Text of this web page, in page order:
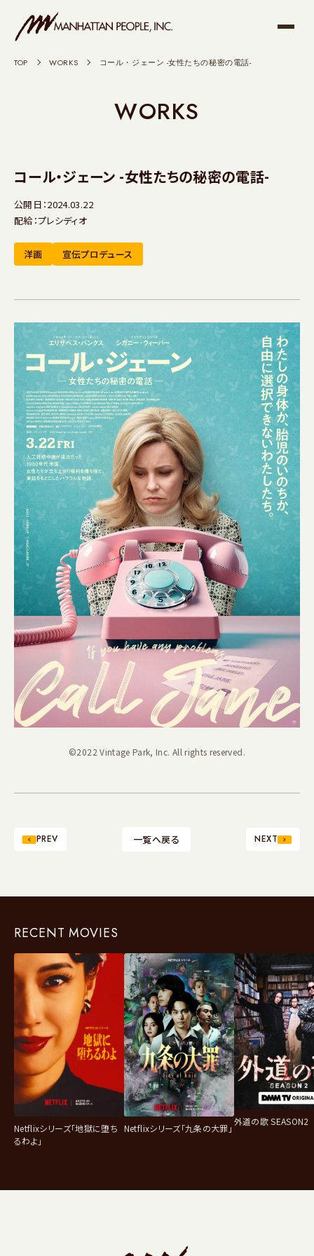
TOP > WORKS > コール・ジェーン -女性たちの秘密の電話-
WORKS
コール・ジェーン -女性たちの秘密の電話-
公開日：2024.03.22
配給：プレシディオ
洋画 宣伝プロデュース
©2022 Vintage Park, Inc. All rights reserved.
PREV 一覧へ戻る NEXT
RECENT MOVIES
Netflixシリーズ「地獄に堕ち
るわよ」
Netflixシリーズ「九条の大罪」
外道の歌 SEASON2